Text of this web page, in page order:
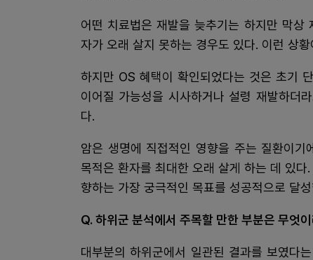
어떤 치료법은 재발을 늦추기는 하지만 막
자가 오래 살지 못하는 경우도 있다. 이런 상
하지만 OS 혜택이 확인되었다는 것은 초기
이어질 가능성을 시사하거나 설령 재발하더
다.
암은 생명에 직접적인 영향을 주는 질환이
목적은 환자를 최대한 오래 살게 하는 데 있
향하는 가장 궁극적인 목표를 성공적으로 달
Q. 하위군 분석에서 주목할 만한 부분은 무엇
대부분의 하위군에서 일관된 결과를 보였다